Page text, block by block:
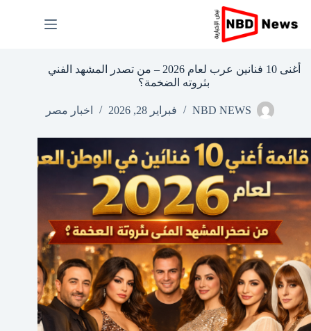
إلى
المحتوى
أغنى 10 فنانين عرب لعام 2026 – من تصدر المشهد الفني
بثروته الضخمة؟
NBD NEWS فبراير 28, 2026 اخبار مصر